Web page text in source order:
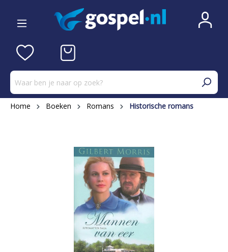
Home Boeken Romans Historische romans